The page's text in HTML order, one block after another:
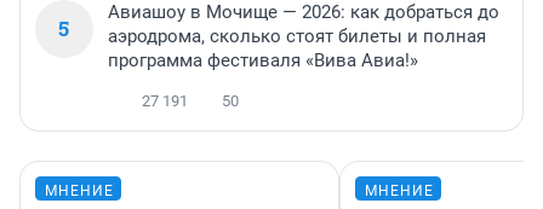
5
Авиашоу в Мочище — 2026: как добраться до
аэродрома, сколько стоят билеты и полная
программа фестиваля «Вива Авиа!»
27 191 50
МНЕНИЕ МНЕНИЕ